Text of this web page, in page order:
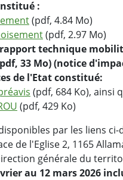
:
(pdf, 4.84 Mo)
(pdf, 2.97 Mo)
technique
33 Mo) (notice
de l'Etat constitué:
(pdf, 684 Ko), ainsi
(pdf, 429 Ko)
par les liens ci-
de l'Eglise 2, 1165
générale du
au 12 mars 2026